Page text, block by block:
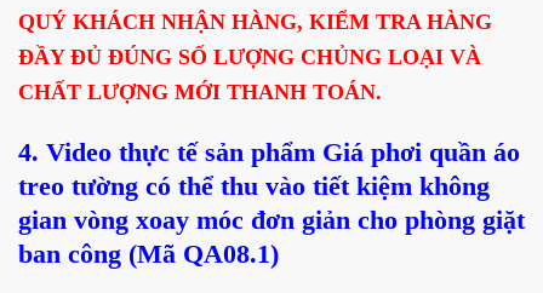
QUÝ KHÁCH NHẬN HÀNG, KIỂM TRA HÀNG
ĐẦY ĐỦ ĐÚNG SỐ LƯỢNG CHỦNG LOẠI VÀ
CHẤT LƯỢNG MỚI THANH TOÁN.
4. Video thực tế sản phẩm Giá phơi quần áo
treo tường có thể thu vào tiết kiệm không
gian vòng xoay móc đơn giản cho phòng giặt
ban công (Mã QA08.1)